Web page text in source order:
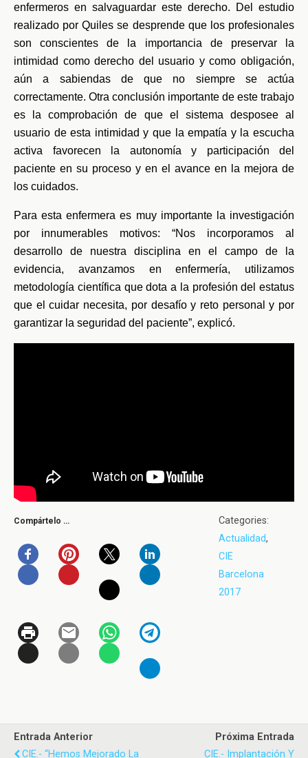
enfermeros en salvaguardar este derecho. Del estudio
realizado por Quiles se desprende que los profesionales
son conscientes de la importancia de preservar la
intimidad como derecho del usuario y como obligación,
aún a sabiendas de que no siempre se actúa
correctamente. Otra conclusión importante de este trabajo
es la comprobación de que el sistema desposee al
usuario de esta intimidad y que la empatía y la escucha
activa favorecen la autonomía y participación del
paciente en su proceso y en el avance en la mejora de
los cuidados.
Para esta enfermera es muy importante la investigación
por innumerables motivos: “Nos incorporamos al
desarrollo de nuestra disciplina en el campo de la
evidencia, avanzamos en enfermería, utilizamos
metodología científica que dota a la profesión del estatus
que el cuidar necesita, por desafío y reto personal y por
garantizar la seguridad del paciente”, explicó.
Compártelo …
Categories:
Actualidad,
CIE
Barcelona
2017
Entrada Anterior
CIE.- “Hemos Mejorado La
Próxima Entrada
CIE.- Implantación Y